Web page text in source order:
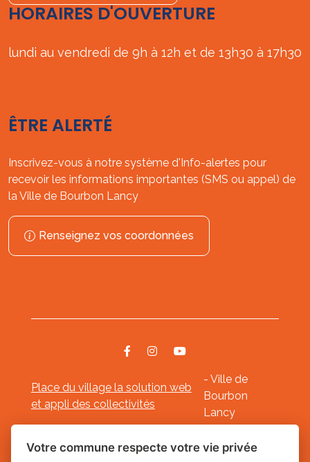
HORAIRES D'OUVERTURE
lundi au vendredi de 9h à 12h et de 13h30 à 17h30
ÊTRE ALERTÉ
Inscrivez-vous à notre système d'Info-alertes pour
recevoir les informations importantes (SMS ou appel) de
la Ville de Bourbon Lancy
Renseignez vos coordonnées
Place du village la solution web
et appli des collectivités
- Ville de
Bourbon
Lancy
Mentions légales-- Gestion des cookies
Votre commune respecte votre vie privée